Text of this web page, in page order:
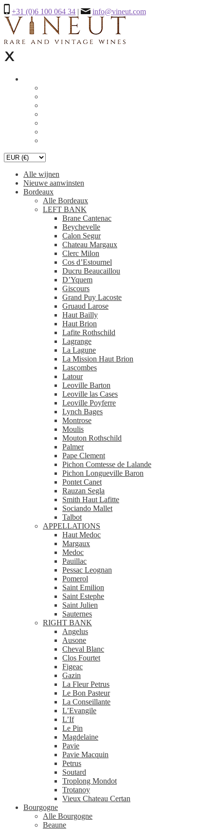
+31 (0)6 100 064 34 | info@vineut.com
Alle wijnen
Nieuwe aanwinsten
Bordeaux
Alle Bordeaux
LEFT BANK
Brane Cantenac
Beychevelle
Calon Segur
Chateau Margaux
Clerc Milon
Cos d’Estournel
Ducru Beaucaillou
D’Yquem
Giscours
Grand Puy Lacoste
Gruaud Larose
Haut Bailly
Haut Brion
Lafite Rothschild
Lagrange
La Lagune
La Mission Haut Brion
Lascombes
Latour
Leoville Barton
Leoville las Cases
Leoville Poyferre
Lynch Bages
Montrose
Moulis
Mouton Rothschild
Palmer
Pape Clement
Pichon Comtesse de Lalande
Pichon Longueville Baron
Pontet Canet
Rauzan Segla
Smith Haut Lafitte
Sociando Mallet
Talbot
APPELLATIONS
Haut Medoc
Margaux
Medoc
Pauillac
Pessac Leognan
Pomerol
Saint Emilion
Saint Estephe
Saint Julien
Sauternes
RIGHT BANK
Angelus
Ausone
Cheval Blanc
Clos Fourtet
Figeac
Gazin
La Fleur Petrus
Le Bon Pasteur
La Conseillante
L’Evangile
L’If
Le Pin
Magdelaine
Pavie
Pavie Macquin
Petrus
Soutard
Troplong Mondot
Trotanoy
Vieux Chateau Certan
Bourgogne
Alle Bourgogne
Beaune